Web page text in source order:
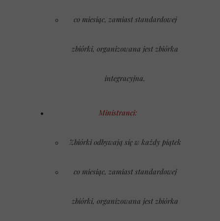
co miesiąc, zamiast standardowej
zbiórki, organizowana jest zbiórka
integracyjna.
Ministranci:
Zbiórki odbywają się w każdy piątek
co miesiąc, zamiast standardowej
zbiórki, organizowana jest zbiórka